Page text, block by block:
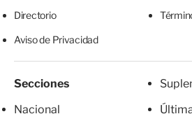
Directorio
Aviso de Privacidad
Secciones
Nacional